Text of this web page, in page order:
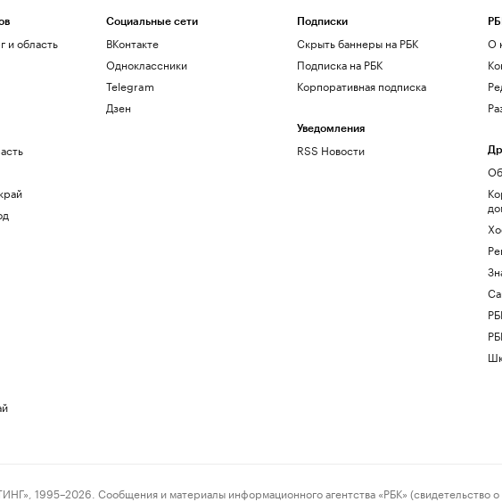
и область
Социальные сети
ВКонтакте
Одноклассники
Telegram
Дзен
Подписки
Скрыть баннеры на РБК
Подписка на РБК
Корпоративная подписка
Уведомления
RSS Новости
О
Сообщения и материалы информационного агентства «РБК» (свидетельство о